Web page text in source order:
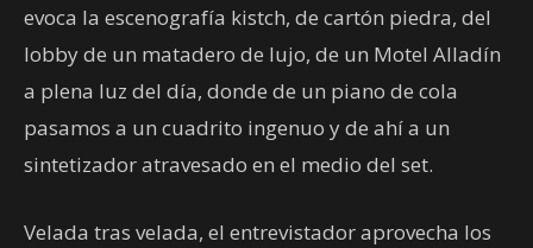
evoca la escenografía kistch, de cartón piedra, del
lobby de un matadero de lujo, de un Motel Alladín
a plena luz del día, donde de un piano de cola
pasamos a un cuadrito ingenuo y de ahí a un
sintetizador atravesado en el medio del set.
Velada tras velada, el entrevistador aprovecha los